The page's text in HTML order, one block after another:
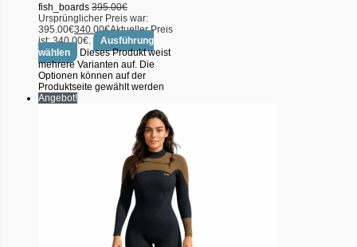
fish_boards 395.00€
Ursprünglicher Preis war:
395.00€340.00€Aktueller Preis
ist: 340.00€.
Ausführung
wählen
Dieses Produkt weist
mehrere Varianten auf. Die
Optionen können auf der
Produktseite gewählt werden
Angebot!